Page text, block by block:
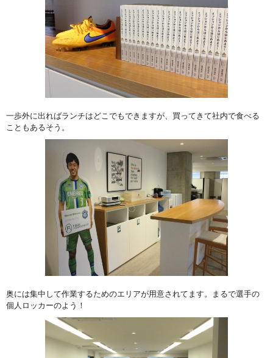
一歩外に出ればランチはどこでもできますが、買ってきて社内で食べる
こともあるそう。
奥には集中して作業するためのエリアが用意されてます。まるで選手の
個人ロッカーのよう！